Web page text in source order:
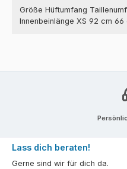
Größe Hüftumfang
Innenbeinlänge XS 92 cm
Lass dich beraten!
Gerne sind wir für dich da.